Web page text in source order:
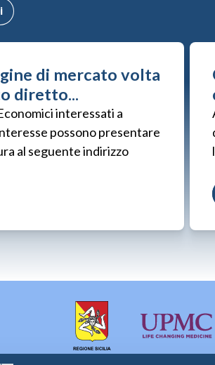
di mercato volta
diretto...
interessati a
possono presentare
al seguente indirizzo